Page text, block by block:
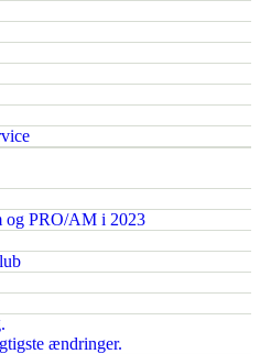
og PRO/AM i 2023
ændringer.